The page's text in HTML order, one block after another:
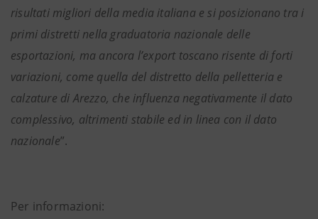
risultati migliori della media italiana e si posizionano tra i
primi distretti nella graduatoria nazionale delle
esportazioni, ma ancora l’export toscano risente di forti
variazioni, come quella del distretto della pelletteria e
calzature di Arezzo, che influenza negativamente il dato
complessivo, altrimenti stabile ed in linea con il dato
nazionale”.
Per informazioni: